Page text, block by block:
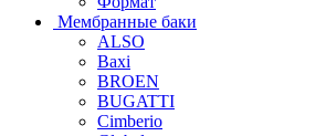
Мембранные баки
ALSO
Baxi
BROEN
BUGATTI
Cimberio